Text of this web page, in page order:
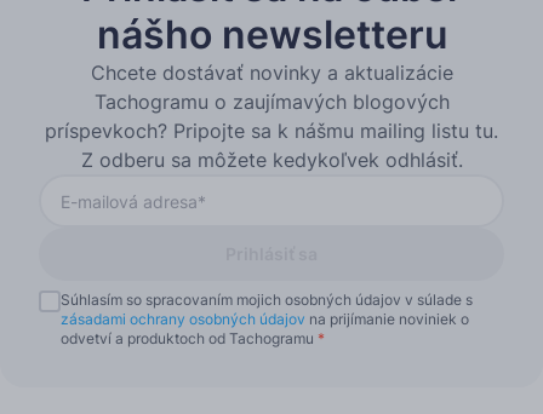
nášho newsletteru
Chcete dostávať novinky a aktualizácie
Tachogramu o zaujímavých blogových
príspevkoch? Pripojte sa k nášmu mailing listu tu.
Z odberu sa môžete kedykoľvek odhlásiť.
Súhlasím so spracovaním mojich osobných údajov v súlade s
zásadami ochrany osobných údajov na prijímanie noviniek o
odvetví a produktoch od Tachogramu *